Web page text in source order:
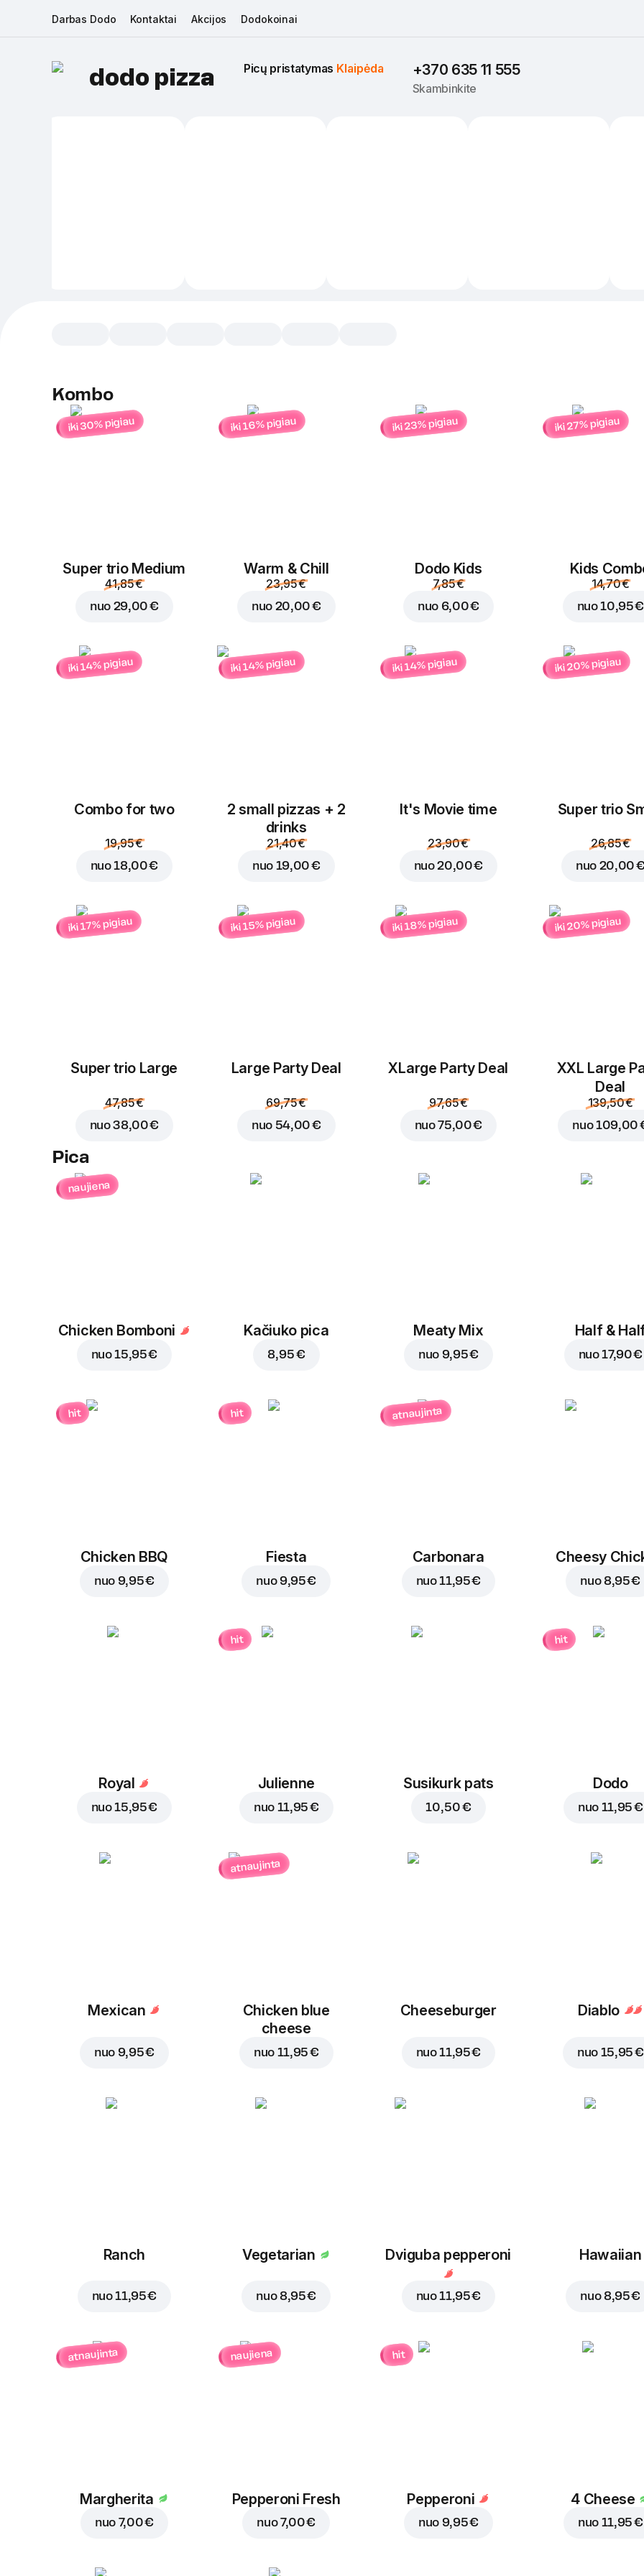
Darbas Dodo Kontaktai Akcijos Dodokoinai
dodo pizza Picų pristatymas Klaipėda +370 635 11 555
Skambinkite
Obuolių sultys Cappy
Kombo
iki 30% pigiau
Super trio Medium
41,85 €
nuo 29,00 €
iki 16% pigiau
Warm & Chill
23,95 €
nuo 20,00 €
iki 23% pigiau
Dodo Kids
7,85 €
nuo 6,00 €
iki 27% pigiau
Kids
14,70 €
nuo10,95 €
iki 14% pigiau
Combo for two
19,95 €
nuo18,00 €
iki 14% pigiau
2 small pizzas + 2
drinks
21,40 €
nuo 19,00 €
iki 14% pigiau
It's Movie time
23,90 €
nuo20,00 €
iki 20% pigiau
Super trio
26,85 €
nuo 20,00 €
iki 17% pigiau
Super trio Large
47,85 €
nuo38,00 €
iki 15% pigiau
Large Party Deal
69,75 €
nuo 54,00 €
iki 18% pigiau
ХLarge Party Deal
97,65 €
nuo75,00 €
iki 20% pigiau
XXL Large
Deal
139,50 €
nuo 109,00
Pica
naujiena
Chicken Bomboni
nuo15,95 €
Kačiuko pica
8,95 €
Meaty Mix
nuo 9,95 €
Half &
nuo17,90 €
hit
Chicken BBQ
nuo 9,95 €
hit
Fiesta
nuo 9,95 €
atnaujinta
Carbonara
nuo11,95 €
Cheesy
nuo 8,95 €
Royal
nuo15,95 €
hit
Julienne
nuo 11,95 €
Susikurk pats
10,50 €
hit
Dodo
nuo 11,95 €
Mexican
nuo 9,95 €
atnaujinta
Chicken blue
cheese
nuo 11,95 €
Cheeseburger
nuo11,95 €
Diablo
nuo 15,95 €
Ranch
nuo11,95 €
Vegetarian
nuo 8,95 €
Dviguba pepperoni
nuo11,95 €
Hawaiian
nuo 8,95 €
atnaujinta
Margherita
nuo 7,00 €
naujiena
Pepperoni Fresh
nuo7,00 €
hit
Pepperoni
nuo 9,95 €
4 Cheese
nuo 11,95 €